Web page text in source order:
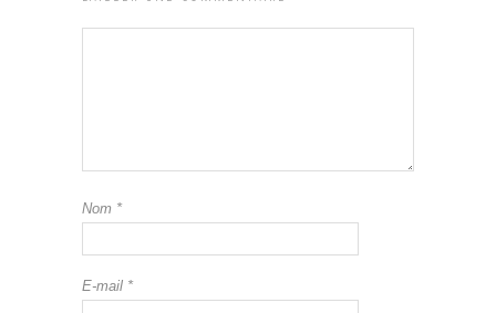
Nom *
E-mail *